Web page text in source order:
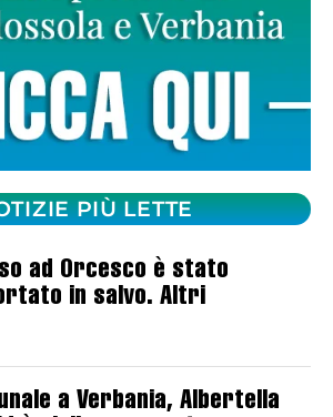
PIÙ LETTE
ad Orcesco è stato
in salvo. Altri
a Verbania, Albertella